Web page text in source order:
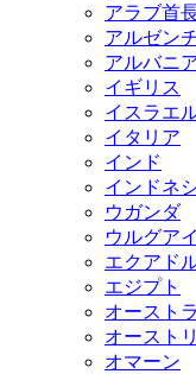
アラブ首
アルゼン
アルバニ
イギリス
イスラエ
イタリア
インド
インドネ
ウガンダ
ウルグアイ
エクアド
エジプト
オースト
オースト
オマーン